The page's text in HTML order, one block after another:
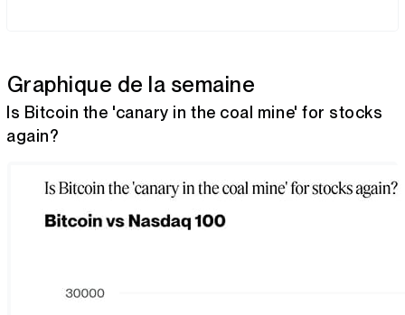
Graphique de la semaine
Is Bitcoin the 'canary in the coal mine' for stocks
again?